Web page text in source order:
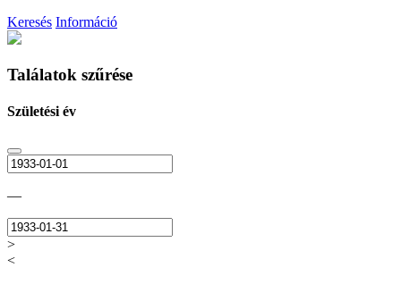
Keresés Információ
Találatok szűrése
Születési év
—
>
<